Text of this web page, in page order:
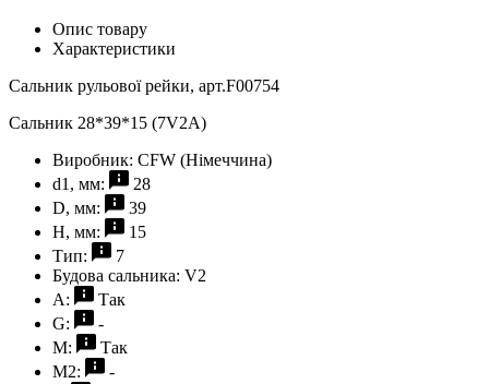
Опис товару
Характеристики
Сальник рульової рейки, арт.F00754
Сальник 28*39*15 (7V2A)
Виробник: CFW (Німеччина)
d1, мм:
28
D, мм:
39
H, мм:
15
Тип:
7
Будова сальника: V2
A:
Так
G:
-
M:
Так
M2:
-